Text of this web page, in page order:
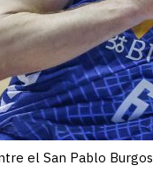
el San Pablo Burgos